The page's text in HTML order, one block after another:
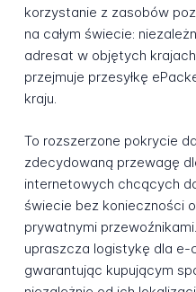
korzystanie z zasobów
na całym świecie:
adresat w objętych
przejmuje przesyłkę
kraju.
To rozszerzone pokrycie
zdecydowaną przewagę
internetowych chcących
świecie bez konieczności
prywatnymi
upraszcza logistykę dla e-
gwarantując kupującym